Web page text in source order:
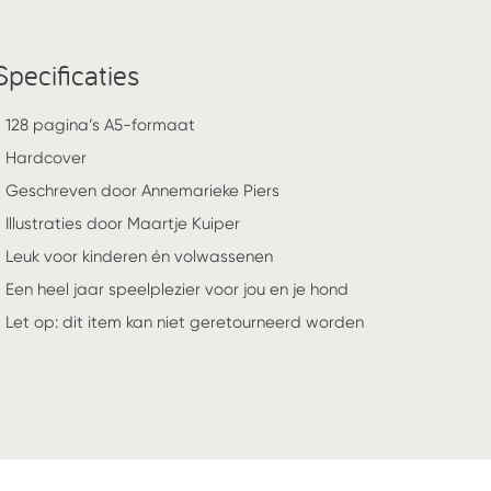
pagina’s A5-formaat
Hardcover
door Annemarieke Piers
Illustraties door Maartje Kuiper
voor kinderen én volwassenen
heel jaar speelplezier voor jou en je hond
Let op: dit item kan niet geretourneerd worden